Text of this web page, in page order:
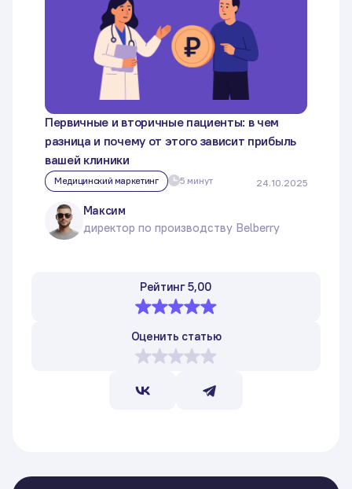
Первичные и вторичные пациенты: в чем
разница и почему от этого зависит прибыль
вашей клиники
Медицинский маркетинг 5 минут 24.10.2025
Максим
директор по производству Belberry
Рейтинг 5,00
Оценить статью